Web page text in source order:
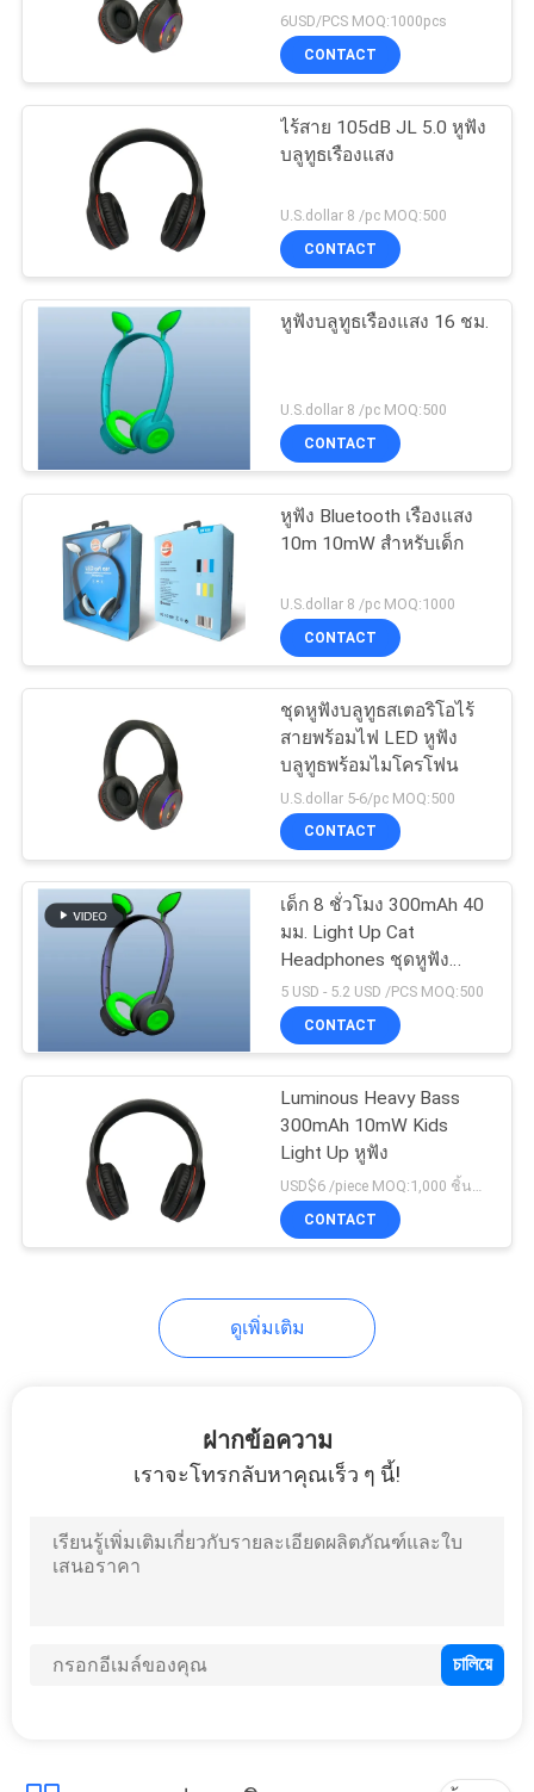
ขอ
แผนผัง
เว็บไซต์
PRIVACY
POLICY
6USD/PCS MOQ:1000pcs
CONTACT
ไร้สาย 105dB JL 5.0 หูฟัง
บลูทูธเรืองแสง
U.S.dollar 8 /pc MOQ:500
CONTACT
หูฟังบลูทูธเรืองแสง 16 ชม.
U.S.dollar 8 /pc MOQ:500
CONTACT
หูฟัง Bluetooth เรืองแสง
10m 10mW สำหรับเด็ก
U.S.dollar 8 /pc MOQ:1000
CONTACT
ชุดหูฟังบลูทูธสเตอริโอไร้
สายพร้อมไฟ LED หูฟัง
บลูทูธพร้อมไมโครโฟน
U.S.dollar 5-6/pc MOQ:500
CONTACT
เด็ก 8 ชั่วโมง 300mAh 40
มม. Light Up Cat
Headphones ชุดหูฟัง
โทรศัพท์ Bluetooth
5 USD - 5.2 USD /PCS MOQ:500
CONTACT
Luminous Heavy Bass
300mAh 10mW Kids
Light Up หูฟัง
USD$6 /piece MOQ:1,000 ชิ้นต่อรายการ
CONTACT
ดูเพิ่มเติม
ฝากข้อความ
เราจะโทรกลับหาคุณเร็ว ๆ นี้!